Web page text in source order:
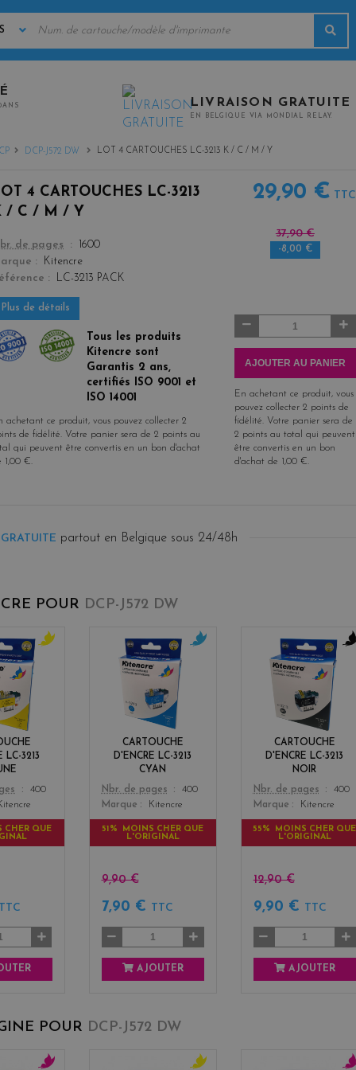
CLÉS
LIVRAISON GRATUITE
EN BELGIQUE VIA MONDIAL RELAY.
DCP-J572 DW LOT 4 CARTOUCHES LC-3213 K / C / M / Y
4 CARTOUCHES LC-3213
/ C / M / Y
colorde pages
1600
Kitencre
LC-3213 PACK
Plus de détails
Tous les produits
Kitencre sont
Garantis 2 ans,
certifiés ISO 9001 et
ISO 14001
achetant ce produit, vous pouvez collecter2
de fidélité. Votre panier sera de2 points au
qui peuvent être convertis en un bon d'achat
1,00 €.
29,90 € TTC
37,90 €
-8,00 €
AJOUTER AU PANIER
En achetant ce produit, vous
pouvez collecter 2 points de
fidélité. Votre panier sera de
2 pointsau total qui peuvent
être convertis en un bon
d'achat de 1,00 €.
partout en Belgique sous 24/48h
POUR DCP-J572 DW
LC-3213
400
CHER QUE
TTC
CARTOUCHE
D'ENCRE LC-3213
CYAN
Color
Nbr. de pages
400
Marque
Kitencre
51% MOINS CHER QUE
L'ORIGINAL
9,90 €
7,90 € TTC
AJOUTER
CARTOUCHE
D'ENCRE LC-3213
NOIR
Color
Nbr. de pages
400
Marque
Kitencre
55% MOINS CHER QUE
L'ORIGINAL
12,90 €
9,90 € TTC
AJOUTER
POUR DCP-J572 DW